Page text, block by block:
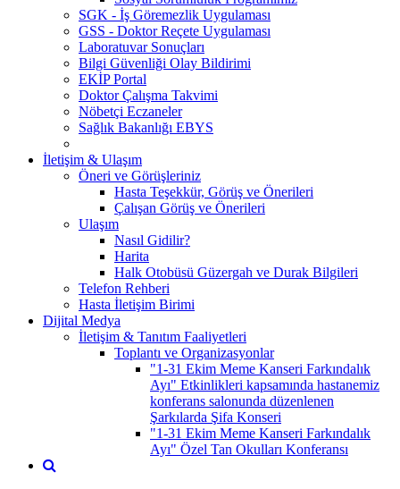
SGK - İş Göremezlik Uygulaması
GSS - Doktor Reçete Uygulaması
Laboratuvar Sonuçları
Bilgi Güvenliği Olay Bildirimi
EKİP Portal
Doktor Çalışma Takvimi
Nöbetçi Eczaneler
Sağlık Bakanlığı EBYS
İletişim & Ulaşım
Öneri ve Görüşleriniz
Hasta Teşekkür, Görüş ve Önerileri
Çalışan Görüş ve Önerileri
Ulaşım
Nasıl Gidilir?
Harita
Halk Otobüsü Güzergah ve Durak Bilgileri
Telefon Rehberi
Hasta İletişim Birimi
Dijital Medya
İletişim & Tanıtım Faaliyetleri
Toplantı ve Organizasyonlar
"1-31 Ekim Meme Kanseri Farkındalık
Ayı" Etkinlikleri kapsamında hastanemiz
konferans salonunda düzenlenen
Şarkılarda Şifa Konseri
"1-31 Ekim Meme Kanseri Farkındalık
Ayı" Özel Tan Okulları Konferansı